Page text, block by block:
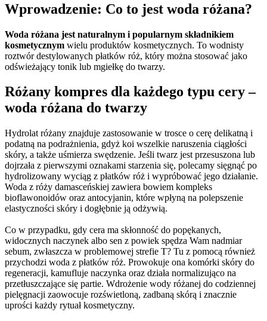
Wprowadzenie: Co to jest woda różana?
Woda różana jest naturalnym i popularnym składnikiem
kosmetycznym wielu produktów kosmetycznych. To wodnisty
roztwór destylowanych płatków róż, który można stosować jako
odświeżający tonik lub mgiełkę do twarzy.
Różany kompres dla każdego typu cery –
woda różana do twarzy
Hydrolat różany znajduje zastosowanie w trosce o cerę delikatną i
podatną na podrażnienia, gdyż koi wszelkie naruszenia ciągłości
skóry, a także uśmierza swędzenie. Jeśli twarz jest przesuszona lub
dojrzała z pierwszymi oznakami starzenia się, polecamy sięgnąć po
hydrolizowany wyciąg z płatków róż i wypróbować jego działanie.
Woda z róży damasceńskiej zawiera bowiem kompleks
bioflawonoidów oraz antocyjanin, które wpłyną na polepszenie
elastyczności skóry i dogłębnie ją odżywią.
Co w przypadku, gdy cera ma skłonność do popękanych,
widocznych naczynek albo sen z powiek spędza Wam nadmiar
sebum, zwłaszcza w problemowej strefie T? Tu z pomocą również
przychodzi woda z płatków róż. Prowokuje ona komórki skóry do
regeneracji, kamufluje naczynka oraz działa normalizująco na
przetłuszczające się partie. Wdrożenie wody różanej do codziennej
pielęgnacji zaowocuje rozświetloną, zadbaną skórą i znacznie
uprości każdy rytuał kosmetyczny.